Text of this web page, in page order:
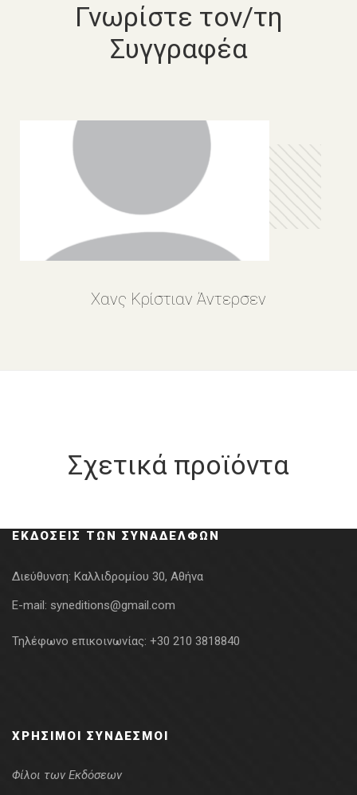
Γνωρίστε τον/τη
Συγγραφέα
Χανς Κρίστιαν Άντερσεν
Σχετικά προϊόντα
ΕΚΔΌΣΕΙΣ ΤΩΝ ΣΥΝΑΔΈΛΦΩΝ
Διεύθυνση: Καλλιδρομίου 30, Αθήνα
E-mail: syneditions@gmail.com
Τηλέφωνο επικοινωνίας: +30 210 3818840
ΧΡΉΣΙΜΟΙ ΣΎΝΔΕΣΜΟΙ
Φίλοι των Εκδόσεων